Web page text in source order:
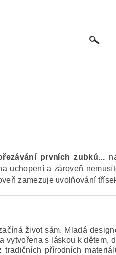
prvních zubků...
uchopení a zároveň
zamezuje uvolňování
život sám. Mladá
s láskou k dětem,
přírodních